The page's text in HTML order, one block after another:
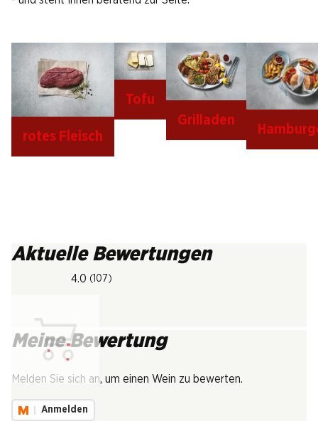
rotes Fleisch
Tofu
Grilladen
Aktuelle Bewertungen
4.0 (107)
Meine Bewertung
Melden Sie sich an, um einen Wein zu bewerten.
Anmelden